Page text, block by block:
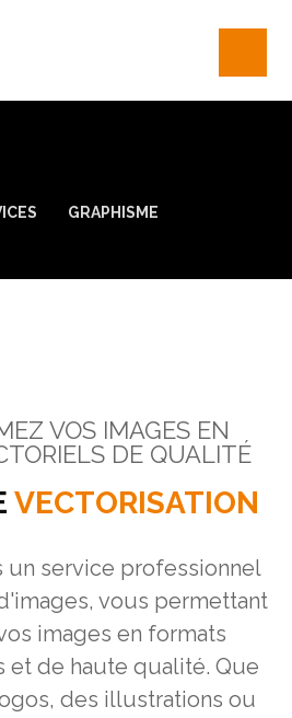
GRAPHISME
VOS IMAGES EN
DE QUALITÉ
VECTORISATION
un service professionnel
vous permettant
images en formats
et de haute qualité. Que
des illustrations ou